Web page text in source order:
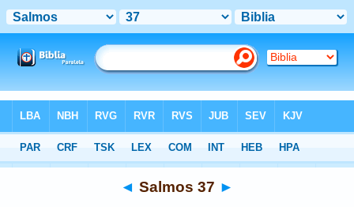
>LBLA > Salmos 37
◄ Salmos 37 ►